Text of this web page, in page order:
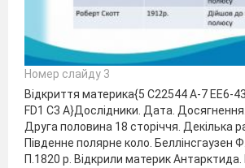
Номер слайду 3
Відкриття материка{5 C22544 A-7 EE6-
FD1 C3 A}Дослідники. Дата.
Друга половина 18 сторіччя. Декілька
Південне полярне коло. Беллінсгаузен
П.1820 р. Відкрили материк Антарктида.